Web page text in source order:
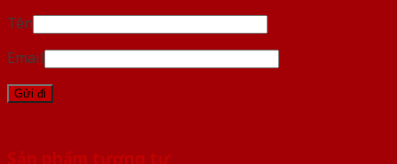
Tên
Email
Sản phẩm tương tự